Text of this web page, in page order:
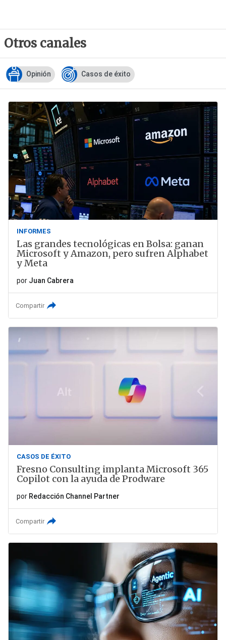
Otros canales
Opinión Casos de éxito
INFORMES
Las grandes tecnológicas en Bolsa: ganan
Microsoft y Amazon, pero sufren Alphabet
y Meta
por Juan Cabrera
Compartir
CASOS DE ÉXITO
Fresno Consulting implanta Microsoft 365
Copilot con la ayuda de Prodware
por Redacción Channel Partner
Compartir